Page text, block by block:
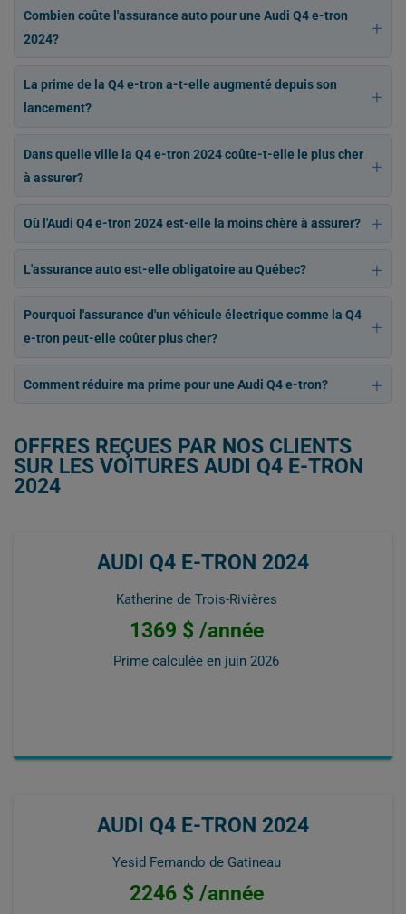
Combien coûte l'assurance auto pour une Audi Q4 e-tron
2024?
La prime de la Q4 e-tron a-t-elle augmenté depuis son
lancement?
Dans quelle ville la Q4 e-tron 2024 coûte-t-elle le plus cher
à assurer?
Où l'Audi Q4 e-tron 2024 est-elle la moins chère à assurer?
L'assurance auto est-elle obligatoire au Québec?
Pourquoi l'assurance d'un véhicule électrique comme la Q4
e-tron peut-elle coûter plus cher?
Comment réduire ma prime pour une Audi Q4 e-tron?
OFFRES REÇUES PAR NOS CLIENTS
SUR LES VOITURES AUDI Q4 E-TRON
2024
AUDI Q4 E-TRON 2024
Katherine de Trois-Rivières
1369 $ /année
Prime calculée en juin 2026
AUDI Q4 E-TRON 2024
Yesid Fernando de Gatineau
2246 $ /année